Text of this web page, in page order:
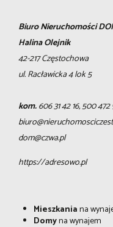
Biuro Nieruchomości
Halina Olejnik
42-217 Częstochowa
ul. Racławicka 4 lok 5
kom.606 31 42 16, 500 472
dom@czwa.pl
https://adresowo.pl
Mieszkaniana
Domyna wynajem